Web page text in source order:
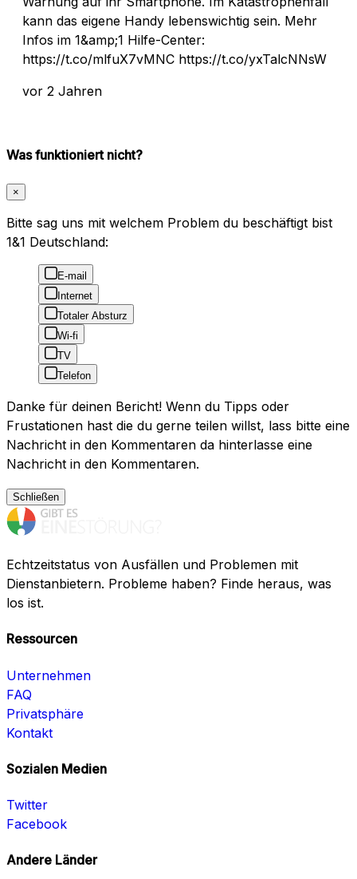
kann das eigene Handy lebenswichtig sein. Mehr
Infos im 1&amp;1 Hilfe-Center:
https://t.co/mlfuX7vMNC https://t.co/yxTalcNNsW
vor 2 Jahren
Was funktioniert nicht?
×
Bitte sag uns mit welchem Problem du beschäftigt bist
1&1 Deutschland:
E-mail
Internet
Totaler Absturz
Wi-fi
TV
Telefon
Danke für deinen Bericht! Wenn du Tipps oder
Frustationen hast die du gerne teilen willst, lass bitte eine
Nachricht in den Kommentaren da hinterlasse eine
Nachricht in den Kommentaren.
Schließen
Echtzeitstatus von Ausfällen und Problemen mit
Dienstanbietern. Probleme haben? Finde heraus, was
los ist.
Ressourcen
Unternehmen
FAQ
Privatsphäre
Kontakt
Sozialen Medien
Twitter
Facebook
Andere Länder